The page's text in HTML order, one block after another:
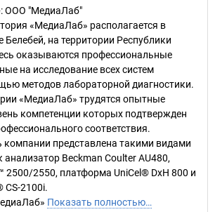
:ООО "МедиаЛаб"
«МедиаЛаб» располагается в
Белебей, на территории Республики
оказываются профессиональные
на исследование всех систем
методов лабораторной диагностики.
«МедиаЛаб» трудятся опытные
компетенции которых подтвержден
соответствия.
компании представлена такими видами
Beckman Coulter AU480,
2500/2550, платформа UniCel® DxH 800 и
CS-2100i.
Показать полностью…